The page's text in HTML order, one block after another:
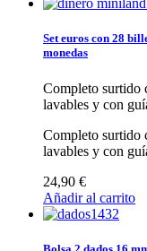
Set euros con 28
monedas
Completo surtido
lavables y con
Completo surtido
lavables y con
24,90 €
Añadir al carrito